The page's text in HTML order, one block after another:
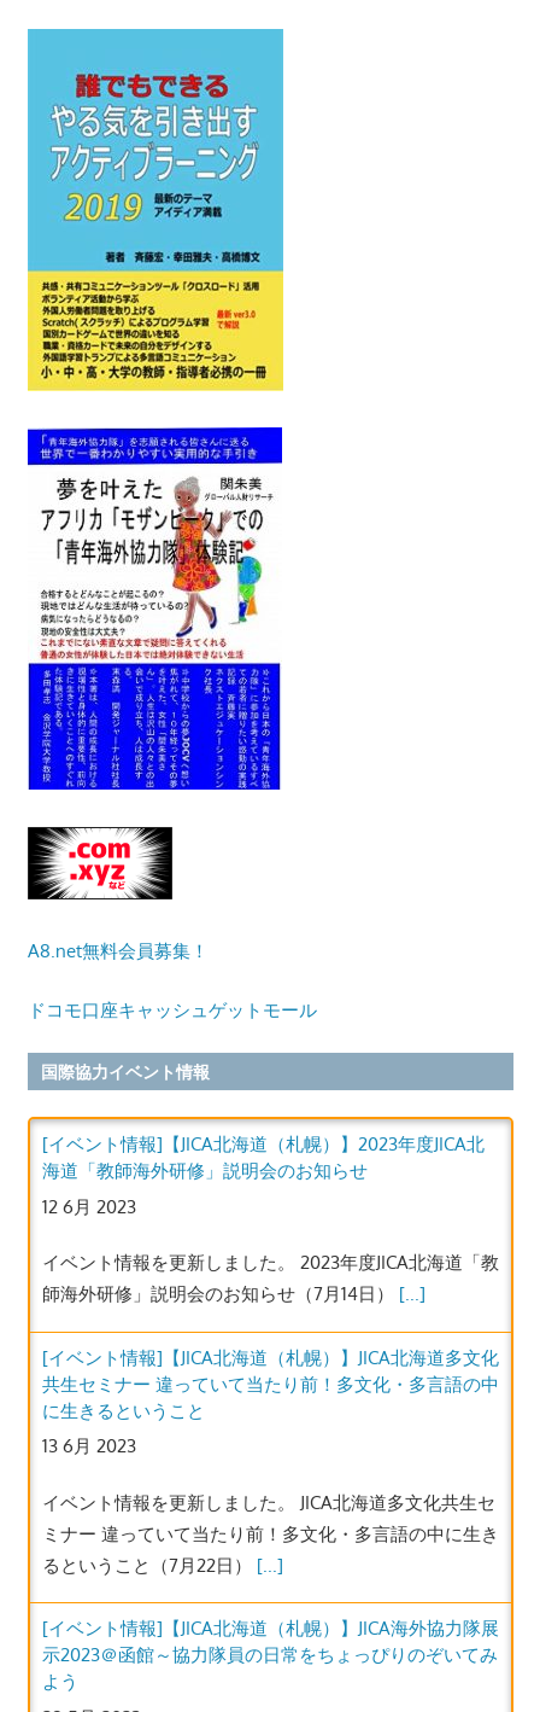
A8.net無料会員募集！
ドコモ口座キャッシュゲットモール
国際協力イベント情報
[イベント情報]【JICA北海道（札幌）】2023年度JICA北
海道「教師海外研修」説明会のお知らせ
師海外研修」説明会のお知らせ（7月14日）[...]
[イベント情報]【JICA北海道（札幌）】JICA北海道多文化
共生セミナー 違っていて当たり前！多文化・多言語の中
に生きるということ
13 6月 2023
ミナー 違っていて当たり前！多文化・多言語の中に生き
るということ（7月22日）[...]
[イベント情報]【JICA北海道（札幌）】JICA海外協力隊展
示2023＠函館～協力隊員の日常をちょっぴりのぞいてみ
よう